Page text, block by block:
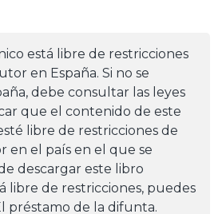
está libre de restricciones
en España. Si no se
debe consultar las leyes
que el contenido de este
libre de restricciones de
en el país en el que se
descargar este libro
libre de restricciones, puedes
préstamo de la difunta.